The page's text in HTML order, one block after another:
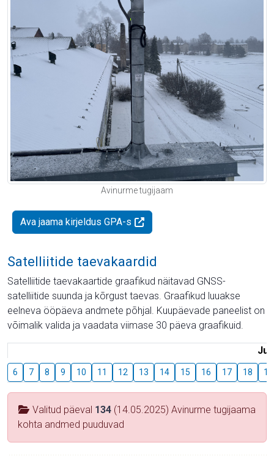
Avinurme tugijaam
Ava jaama kirjeldus GPA-s
Satelliitide taevakaardid
Satelliitide taevakaartide graafikud näitavad GNSS-
satelliitide suunda ja kõrgust taevas. Graafikud luuakse
eelneva ööpäeva andmete põhjal. Kuupäevade paneelist on
võimalik valida ja vaadata viimase 30 päeva graafikuid.
6 7 8 9 10 11 12 13 14 15 16 17 18 19
Valitud päeval 134 (14.05.2025) Avinurme tugijaama
kohta andmed puuduvad